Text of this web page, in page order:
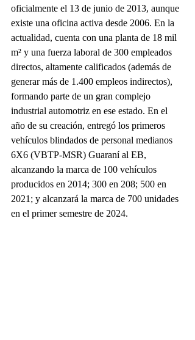
oficialmente el 13 de junio de 2013, aunque
existe una oficina activa desde 2006. En la
actualidad, cuenta con una planta de 18 mil
m² y una fuerza laboral de 300 empleados
directos, altamente calificados (además de
generar más de 1.400 empleos indirectos),
formando parte de un gran complejo
industrial automotriz en ese estado. En el
año de su creación, entregó los primeros
vehículos blindados de personal medianos
6X6 (VBTP-MSR) Guaraní al EB,
alcanzando la marca de 100 vehículos
producidos en 2014; 300 en 208; 500 en
2021; y alcanzará la marca de 700 unidades
en el primer semestre de 2024.